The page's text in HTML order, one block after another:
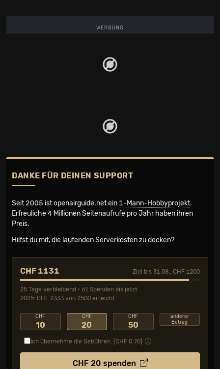
WERBUNG
DANKE FÜR DEINEN SUPPORT
Seit 2005 ist openairguide.net ein 1-Mann-Hobbyprojekt.
Erfreuliche 4 Millionen Seiten­aufrufe pro Jahr haben ihren
Preis.
Hilfst du mit, die laufenden Serverkosten zu decken?
CHF 1131 Ziel bis 31.08.: CHF 1200
25 Tage verbleibend • 61 Spenden bis jetzt
2025: CHF 2333 von 2500 erreicht
CHF
10
CHF
20
CHF
50
anderer
Betrag
Ich übernehme die Gebühren. [CHF 0.70]
CHF 20 spenden